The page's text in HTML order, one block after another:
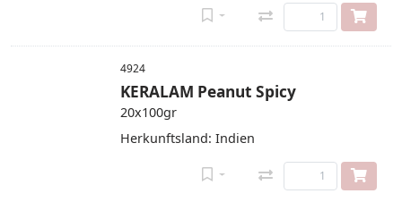
4924
KERALAM Peanut Spicy
20x100gr
Herkunftsland: Indien